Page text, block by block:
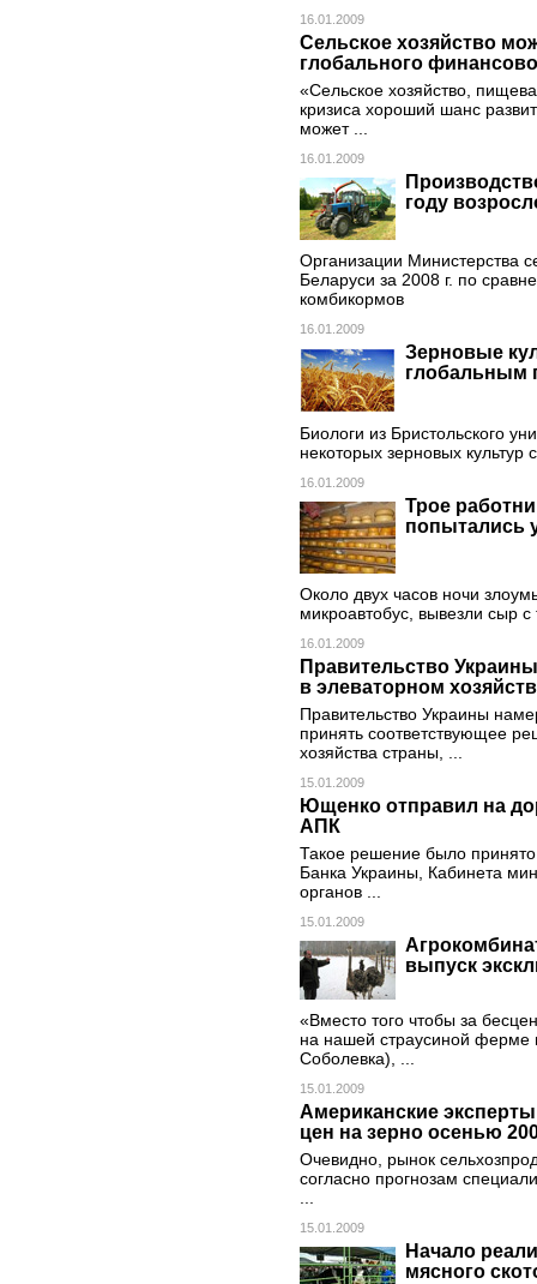
16.01.2009
Сельское хозяйство
глобального
«Сельское хозяйство,
кризиса хороший шанс
может ...
16.01.2009
году
Организации Министерства
Беларуси за 2008 г. по
комбикормов
16.01.2009
Зерновые
глобальным
Биологи из Бристольского
некоторых зерновых
16.01.2009
Трое
попытались
Около двух часов ночи
микроавтобус, вывезли сыр с
16.01.2009
Правительство
в элеваторном
Правительство Украины
принять соответствующее
хозяйства страны, ...
15.01.2009
Ющенко отправил на
АПК
Такое решение было
Банка Украины, Кабинета
органов ...
15.01.2009
выпуск
«Вместо того чтобы за
на нашей страусиной
Соболевка), ...
15.01.2009
Американские
цен на зерно осенью
Очевидно, рынок
согласно прогнозам
...
15.01.2009
Начало
мясного